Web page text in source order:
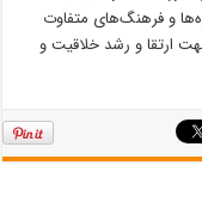
و فرهنگ‌های متفاوت
ارتقا و رشد خلاقیت و